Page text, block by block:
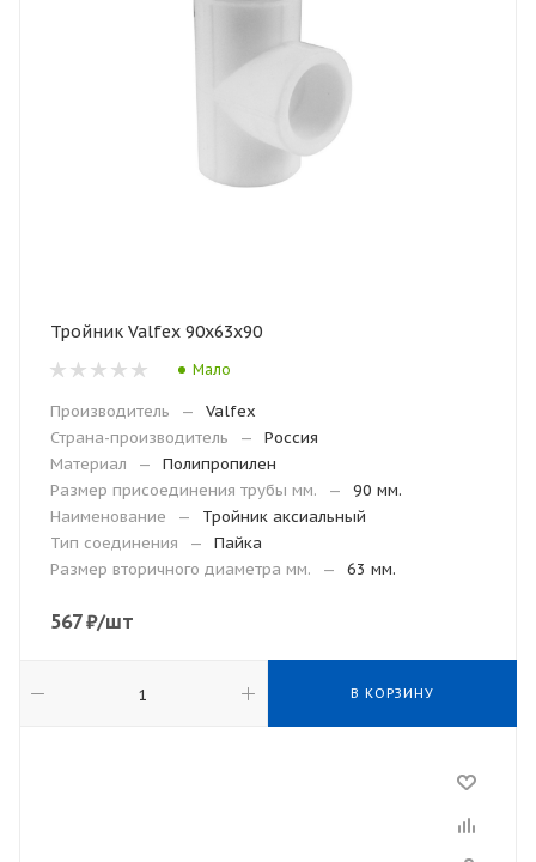
Тройник Valfex 90х63х90
Мало
Производитель —
Valfex
Страна-производитель
—
Россия
Материал
—
Полипропилен
Размер присоединения трубы мм.
—
90 мм.
Наименование
—
Тройник аксиальный
Тип соединения
—
Пайка
Размер вторичного диаметра мм.
— 63 мм.
567₽/шт
В КОРЗИНУ